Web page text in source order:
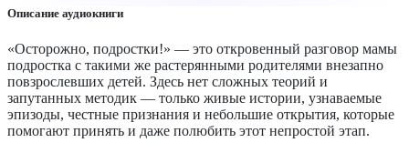
Описание аудиокниги
«Осторожно, подростки!» — это откровенный разговор мамы
подростка с такими же растерянными родителями внезапно
повзрослевших детей. Здесь нет сложных теорий и
запутанных методик — только живые истории, узнаваемые
эпизоды, честные признания и небольшие открытия, которые
помогают принять и даже полюбить этот непростой этап.